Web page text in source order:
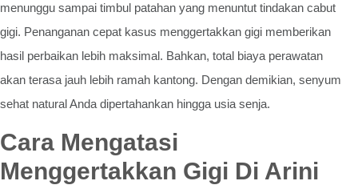
menunggu sampai timbul patahan yang menuntut tindakan cabut
gigi. Penanganan cepat kasus menggertakkan gigi memberikan
hasil perbaikan lebih maksimal. Bahkan, total biaya perawatan
akan terasa jauh lebih ramah kantong. Dengan demikian, senyum
sehat natural Anda dipertahankan hingga usia senja.
Cara Mengatasi
Menggertakkan Gigi Di Arini